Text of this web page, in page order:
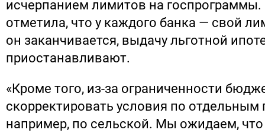
исчерпанием лимитов на госпрограммы.
отметила, что у каждого банка — свой
он заканчивается, выдачу льготной
приостанавливают.
«Кроме того, из-за ограниченности
скорректировать условия по
например, по сельской. Мы ожидаем, что